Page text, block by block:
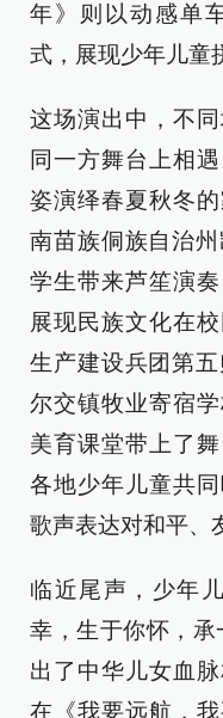
年》则以动感单
式，展现少年儿童
这场演出中，不
同一方舞台上相
姿演绎春夏秋冬
南苗族侗族自治
学生带来芦笙演
展现民族文化在
生产建设兵团第
尔交镇牧业寄宿
美育课堂带上了
各地少年儿童共
歌声表达对和平、
临近尾声，少年
幸，生于你怀，承
出了中华儿女血
在《我要远航，